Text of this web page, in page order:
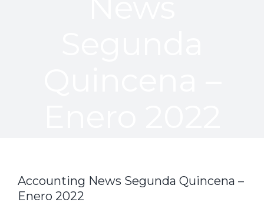
Accounting News Segunda Quincena –
Enero 2022